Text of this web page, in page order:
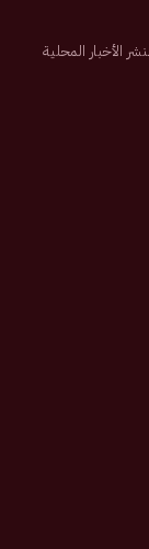
تم تأسيسها عام 2007م تهتم بنشر الأخبار المحلية